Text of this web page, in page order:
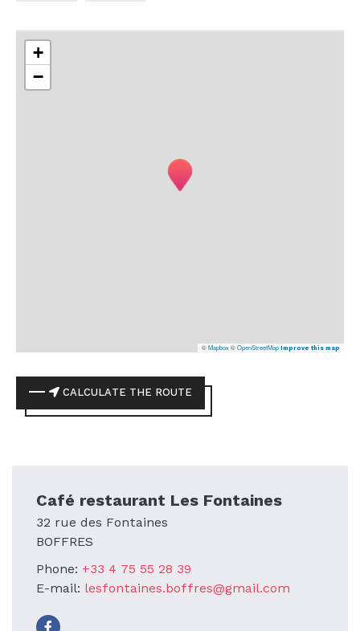
Café restaurant Les Fontaines
32 rue des Fontaines
BOFFRES
Phone: +33 4 75 55 28 39
E-mail: lesfontaines.boffres@gmail.com
+
−
©Mapbox©OpenStreetMap Improve this map
CALCULATE THE ROUTE